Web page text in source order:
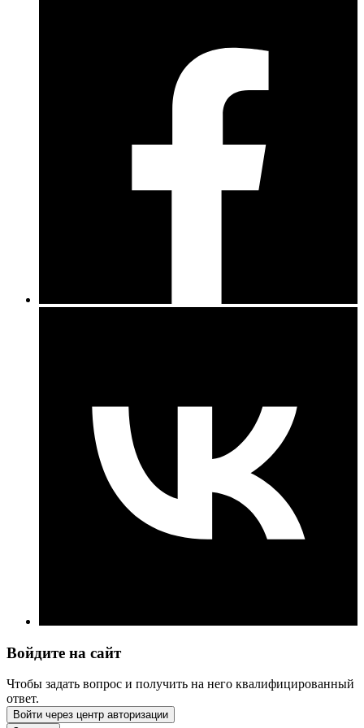
Войдите на сайт
Чтобы задать вопрос и получить на него квалифицированный
ответ.
Войти через центр авторизации